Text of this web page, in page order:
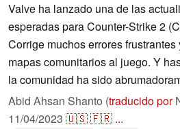
Valve ha lanzado una de las
esperadas para Counter-Strike 2
Corrige muchos errores
mapas comunitarios al juego. Y
la comunidad ha sido
Abid Ahsan Shanto (traducido por
11/04/2023 🇺🇸🇫🇷 ...